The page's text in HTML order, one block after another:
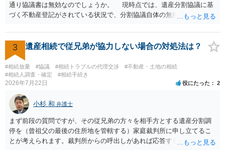
通り協議書は無効なのでしょうか。 現時点では、遺産分割協議に基
づく不動産登記がされている状況で、分割協議自体の無効を裁判所が
方の訴訟の主張及び立証次第ですが、 ・御祖母様の認知能力に関する
医師の意見書、筆跡鑑定 が提出されればその効力が否定される可能性
はありますが、 ・伯母様自身が分割協議に加わっていること ・御祖母
様の意に反する遺産分割協議を行う実益が誰にあったかの立証が困難
であること からすると、実際に遺産分割協議の効力が否定される可能
性はそれほど高くない（立証のハードルは非常に高い）ということが
言えると思います。
3 遺産相続で従兄弟が協力しない場合の対処法は？
#相続放棄 #協議 #相続トラブルの代理交渉
#不動産・土地の相続
#相続人調査・確定
#相続手続き
2026年7月22日 役にたった 2
小杉 和 弁護士
まず前段の質問ですが、その従兄弟の方々を相手方とする遺産分割調
停を（曾祖父の最後の住所地を管轄する）家庭裁判所に申し立てるこ
とが考えられます。裁判所からの呼出しがあれば応答する可能性がま